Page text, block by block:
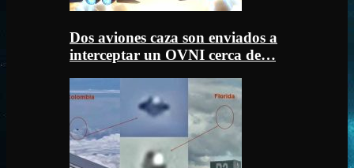
Dos aviones caza son enviados a
interceptar un OVNI cerca de…